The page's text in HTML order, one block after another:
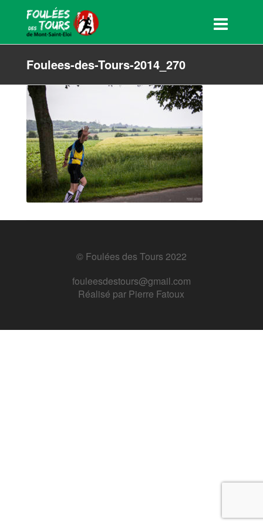
Foulees-des-Tours-2014_270
© Foulées des Tours 2022
fouleesdestours@gmail.com
Réalisé par Pierre Fatoux